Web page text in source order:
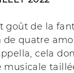
goût de la
quatre
cela